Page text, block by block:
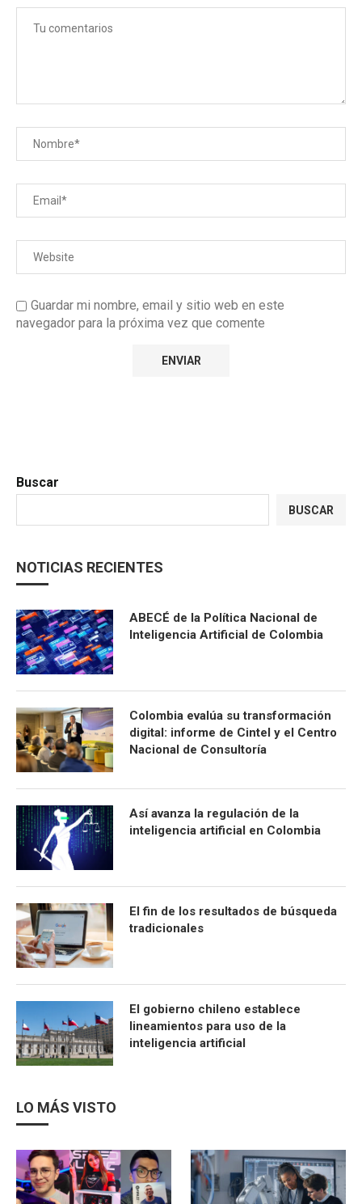
Guardar mi nombre, email y sitio web en este
navegador para la próxima vez que comente
Buscar
BUSCAR
NOTICIAS RECIENTES
ABECÉ de la Política Nacional de
Inteligencia Artificial de Colombia
Colombia evalúa su transformación
digital: informe de Cintel y el Centro
Nacional de Consultoría
Así avanza la regulación de la
inteligencia artificial en Colombia
El fin de los resultados de búsqueda
tradicionales
El gobierno chileno establece
lineamientos para uso de la
inteligencia artificial
LO MÁS VISTO